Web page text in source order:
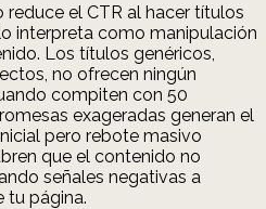
el CTR al hacer títulos
interpreta como manipulación
Los títulos genéricos,
no ofrecen ningún
compiten con 50
exageradas generan el
pero rebote masivo
que el contenido no
señales negativas a
tu página.